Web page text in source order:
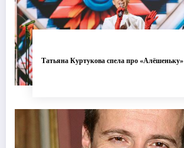
Татьяна Куртукова спела про «Алёшеньку»